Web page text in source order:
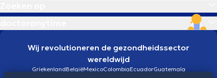
Wij revolutioneren de gezondheidssector
wereldwijd
GriekenlandBelgiëMexicoColombiaEcuadorGuatemala